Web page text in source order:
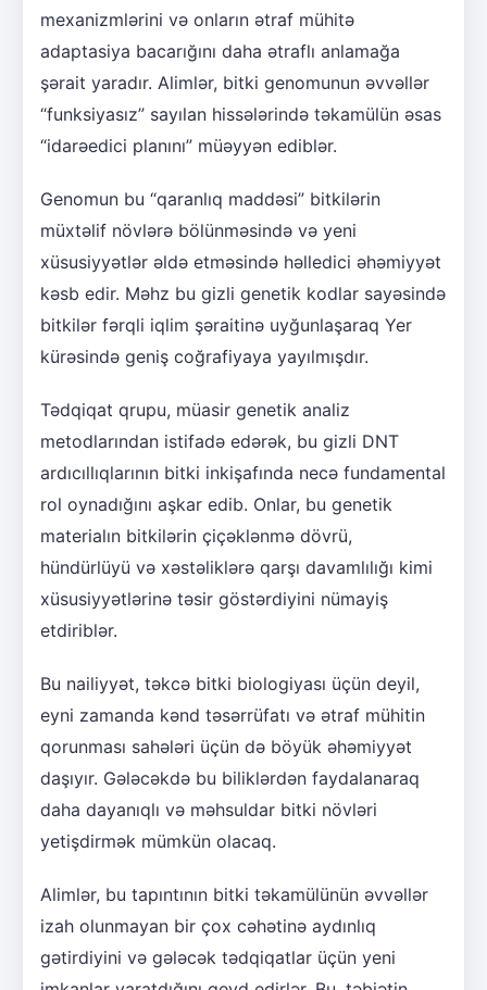
mexanizmlərini və onların ətraf mühitə
adaptasiya bacarığını daha ətraflı anlamağa
şərait yaradır. Alimlər, bitki genomunun əvvəllər
“funksiyasız” sayılan hissələrində təkamülün əsas
“idarəedici planını” müəyyən ediblər.
Genomun bu “qaranlıq maddəsi” bitkilərin
müxtəlif növlərə bölünməsində və yeni
xüsusiyyətlər əldə etməsində həlledici əhəmiyyət
kəsb edir. Məhz bu gizli genetik kodlar sayəsində
bitkilər fərqli iqlim şəraitinə uyğunlaşaraq Yer
kürəsində geniş coğrafiyaya yayılmışdır.
Tədqiqat qrupu, müasir genetik analiz
metodlarından istifadə edərək, bu gizli DNT
ardıcıllıqlarının bitki inkişafında necə fundamental
rol oynadığını aşkar edib. Onlar, bu genetik
materialın bitkilərin çiçəklənmə dövrü,
hündürlüyü və xəstəliklərə qarşı davamlılığı kimi
xüsusiyyətlərinə təsir göstərdiyini nümayiş
etdiriblər.
Bu nailiyyət, təkcə bitki biologiyası üçün deyil,
eyni zamanda kənd təsərrüfatı və ətraf mühitin
qorunması sahələri üçün də böyük əhəmiyyət
daşıyır. Gələcəkdə bu biliklərdən faydalanaraq
daha dayanıqlı və məhsuldar bitki növləri
yetişdirmək mümkün olacaq.
Alimlər, bu tapıntının bitki təkamülünün əvvəllər
izah olunmayan bir çox cəhətinə aydınlıq
gətirdiyini və gələcək tədqiqatlar üçün yeni